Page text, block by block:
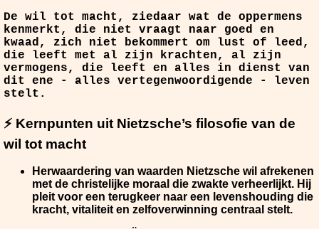
De wil tot macht, ziedaar wat de oppermens
kenmerkt, die niet vraagt naar goed en
kwaad, zich niet bekommert om lust of leed,
die leeft met al zijn krachten, al zijn
vermogens, die leeft en alles in dienst van
dit ene - alles vertegenwoordigende - leven
stelt.
⚡ Kernpunten uit Nietzsche’s filosofie van de
wil tot macht
Herwaardering van waarden Nietzsche wil afrekenen
met de christelijke moraal die zwakte verheerlijkt. Hij
pleit voor een terugkeer naar een levenshouding die
kracht, vitaliteit en zelfoverwinning centraal stelt.